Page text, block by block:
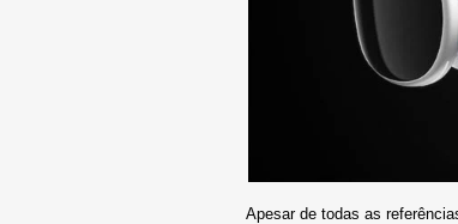
Apesar de todas as